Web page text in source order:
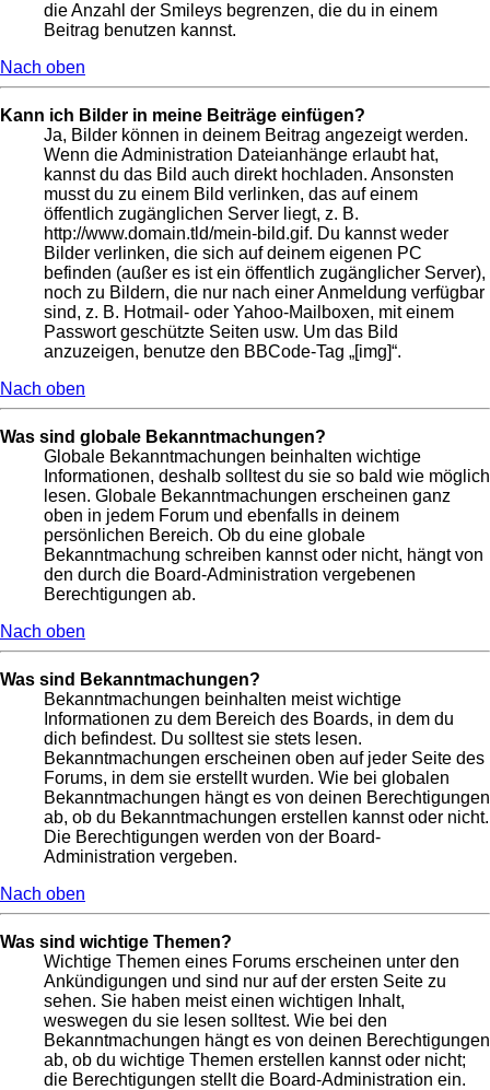
die Anzahl der Smileys begrenzen, die du in einem
Beitrag benutzen kannst.
Nach oben
Kann ich Bilder in meine Beiträge einfügen?
Ja, Bilder können in deinem Beitrag angezeigt werden.
Wenn die Administration Dateianhänge erlaubt hat,
kannst du das Bild auch direkt hochladen. Ansonsten
musst du zu einem Bild verlinken, das auf einem
öffentlich zugänglichen Server liegt, z. B.
http://www.domain.tld/mein-bild.gif. Du kannst weder
Bilder verlinken, die sich auf deinem eigenen PC
befinden (außer es ist ein öffentlich zugänglicher Server),
noch zu Bildern, die nur nach einer Anmeldung verfügbar
sind, z. B. Hotmail- oder Yahoo-Mailboxen, mit einem
Passwort geschützte Seiten usw. Um das Bild
anzuzeigen, benutze den BBCode-Tag „[img]“.
Nach oben
Was sind globale Bekanntmachungen?
Globale Bekanntmachungen beinhalten wichtige
Informationen, deshalb solltest du sie so bald wie möglich
lesen. Globale Bekanntmachungen erscheinen ganz
oben in jedem Forum und ebenfalls in deinem
persönlichen Bereich. Ob du eine globale
Bekanntmachung schreiben kannst oder nicht, hängt von
den durch die Board-Administration vergebenen
Berechtigungen ab.
Nach oben
Was sind Bekanntmachungen?
Bekanntmachungen beinhalten meist wichtige
Informationen zu dem Bereich des Boards, in dem du
dich befindest. Du solltest sie stets lesen.
Bekanntmachungen erscheinen oben auf jeder Seite des
Forums, in dem sie erstellt wurden. Wie bei globalen
Bekanntmachungen hängt es von deinen Berechtigungen
ab, ob du Bekanntmachungen erstellen kannst oder nicht.
Die Berechtigungen werden von der Board-
Administration vergeben.
Nach oben
Was sind wichtige Themen?
Wichtige Themen eines Forums erscheinen unter den
Ankündigungen und sind nur auf der ersten Seite zu
sehen. Sie haben meist einen wichtigen Inhalt,
weswegen du sie lesen solltest. Wie bei den
Bekanntmachungen hängt es von deinen Berechtigungen
ab, ob du wichtige Themen erstellen kannst oder nicht;
die Berechtigungen stellt die Board-Administration ein.